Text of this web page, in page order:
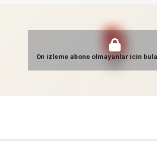
On izleme abone olmayanlar icin